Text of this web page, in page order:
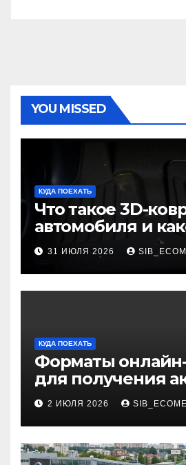
YOU MISSED
КУДА ПОЕХАТЬ
Что такое 3D-
автомобиля и
основное
31 ИЮЛЯ 2026
КУДА ПОЕХАТЬ
Форматы
для получения
профессий
2 ИЮЛЯ 2026